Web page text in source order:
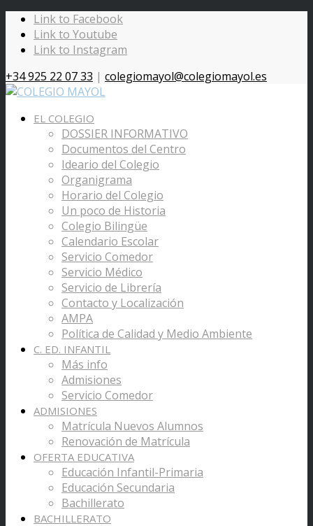
Link to Facebook
Link to Youtube
Link to Instagram
+34 925 22 07 33 | colegiomayol@colegiomayol.es
EL COLEGIO
DOSSIER INFORMATIVO
Documentos del Centro
Ideario del Colegio
Organigrama
Horario del Colegio
Un poco de Historia
Colegio Bilingüe
Calendario Escolar
Servicio Comedor
Servicio Médico
Servicio de Librería
Contacto y Localización
AMPA
Política de Calidad y Medio Ambiente
C. ED. INFANTIL
Más info
Admisiones
Servicio Comedor
ADMISIONES
Matrícula Nuevos Alumnos
Renovación de Matrícula
OFERTA EDUCATIVA
Educación Infantil-Primaria
Educación Secundaria
Bachillerato
BACHILLERATO